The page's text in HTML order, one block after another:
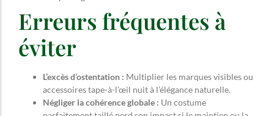
Erreurs fréquentes à
éviter
L’excès d’ostentation : Multiplier les marques visibles ou
accessoires tape-à-l’œil nuit à l’élégance naturelle.
Négliger la cohérence globale : Un costume